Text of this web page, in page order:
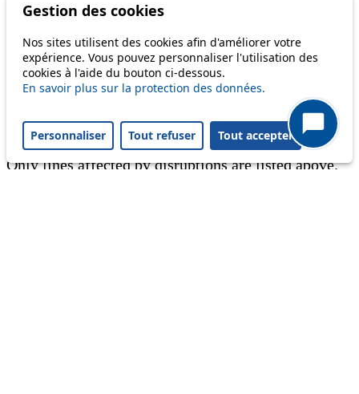
Status
Information
Ongoing disruption
Reset filters
Only lines affected by disruptions are listed above.
Gestion des cookies
Nos sites utilisent des cookies afin d'améliorer votre
expérience. Vous pouvez personnaliser l'utilisation des
cookies à l'aide du bouton ci-dessous.
En savoir plus sur la protection des données.
Personnaliser Tout refuser Tout accepter